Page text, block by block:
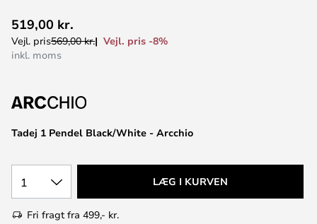
til
starten
Tadej 1 Pendel Black/White - Arcchio
519,00 kr.
Vejl. pris569,00 kr.
Vejl. pris -8%
inkl. moms
1 LÆG I KURVEN
Fri fragt fra 499,- kr.